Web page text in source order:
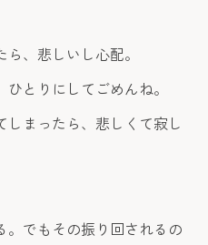
、悲しいし心配。
とりにしてごめんね。
まったら、悲しくて寂し
でもその振り回されるの